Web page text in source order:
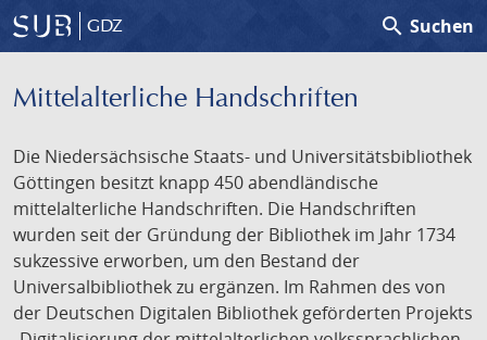
GDZ search Suchen
Mittelalterliche Handschriften
Die Niedersächsische Staats- und Universitätsbibliothek
Göttingen besitzt knapp 450 abendländische
mittelalterliche Handschriften. Die Handschriften
wurden seit der Gründung der Bibliothek im Jahr 1734
sukzessive erworben, um den Bestand der
Universalbibliothek zu ergänzen. Im Rahmen des von
der Deutschen Digitalen Bibliothek geförderten Projekts